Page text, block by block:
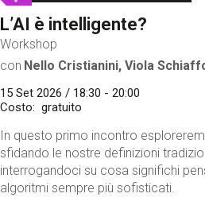
L’AI è intelligente?
Workshop
con Nello Cristianini, Viola
15 Set 2026 / 18:30 - 20:00
Costo
gratuito
In questo primo incontro
sfidando le nostre definizioni
interrogandoci su cosa significhi
algoritmi sempre più sofisticati.